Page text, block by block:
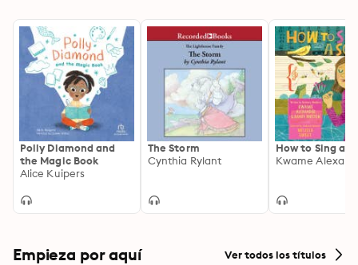
Polly Diamond and
the Magic Book
Alice Kuipers
The Storm
Cynthia Rylant
How to Sing a
Empieza por aquí Ver todos los títulos